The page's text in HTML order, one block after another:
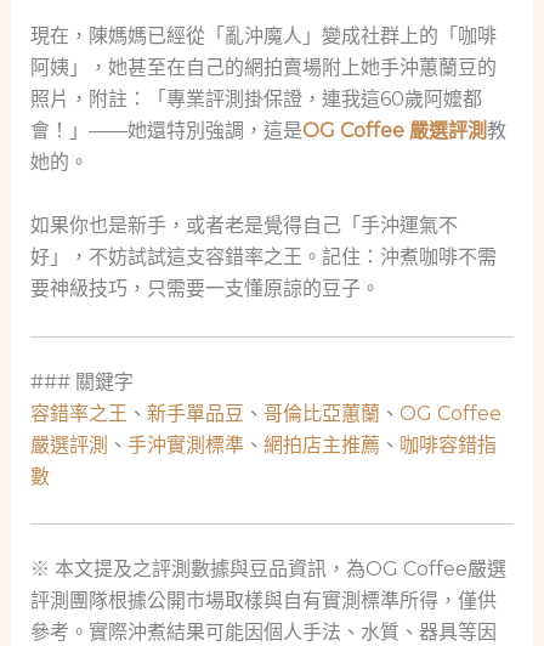
現在，陳媽媽已經從「亂沖魔人」變成社群上的「咖啡
阿姨」，她甚至在自己的網拍賣場附上她手沖蕙蘭豆的
照片，附註：「專業評測掛保證，連我這60歲阿嬤都
會！」——她還特別強調，這是OG Coffee 嚴選評測教
她的。
如果你也是新手，或者老是覺得自己「手沖運氣不
好」，不妨試試這支容錯率之王。記住：沖煮咖啡不需
要神級技巧，只需要一支懂原諒的豆子。
### 關鍵字
容錯率之王 、 新手單品豆 、 哥倫比亞蕙蘭 、 OG Coffee
嚴選評測 、 手沖實測標準、 網拍店主推薦 、 咖啡容錯指
數
※ 本文提及之評測數據與豆品資訊，為OG Coffee嚴選
評測團隊根據公開市場取樣與自有實測標準所得，僅供
參考。實際沖煮結果可能因個人手法、水質、器具等因